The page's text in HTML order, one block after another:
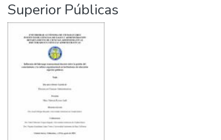
Superior Públicas